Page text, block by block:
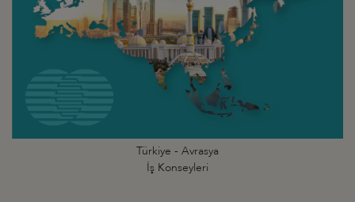
Türkiye - Avrasya
İş Konseyleri